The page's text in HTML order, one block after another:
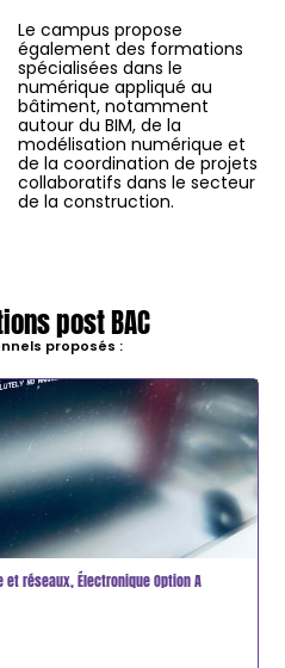
Le campus propose
également des formations
spécialisées dans le
numérique appliqué au
bâtiment, notamment
autour du BIM, de la
modélisation numérique et
de la coordination de projets
collaboratifs dans le secteur
de la construction.
post BAC
proposés :
et réseaux, Électronique Option A